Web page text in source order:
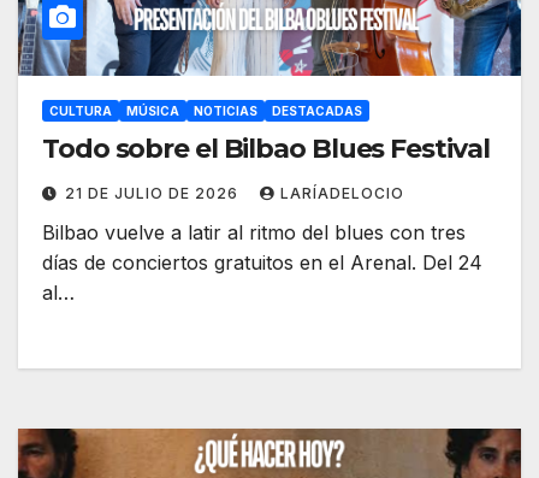
CULTURA MÚSICA NOTICIAS DESTACADAS
Todo sobre el Bilbao Blues Festival
21 DE JULIO DE 2026 LARÍADELOCIO
Bilbao vuelve a latir al ritmo del blues con tres
días de conciertos gratuitos en el Arenal. Del 24
al…